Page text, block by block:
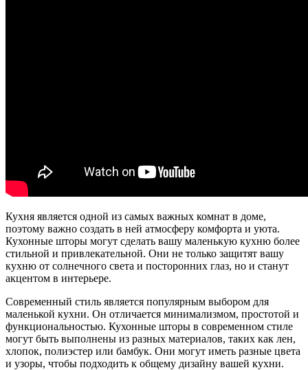
Кухня является одной из самых важных комнат в доме,
поэтому важно создать в ней атмосферу комфорта и уюта.
Кухонные шторы могут сделать вашу маленькую кухню более
стильной и привлекательной. Они не только защитят вашу
кухню от солнечного света и посторонних глаз, но и станут
акцентом в интерьере.
Современный стиль является популярным выбором для
маленькой кухни. Он отличается минимализмом, простотой и
функциональностью. Кухонные шторы в современном стиле
могут быть выполнены из разных материалов, таких как лен,
хлопок, полиэстер или бамбук. Они могут иметь разные цвета
и узоры, чтобы подходить к общему дизайну вашей кухни.